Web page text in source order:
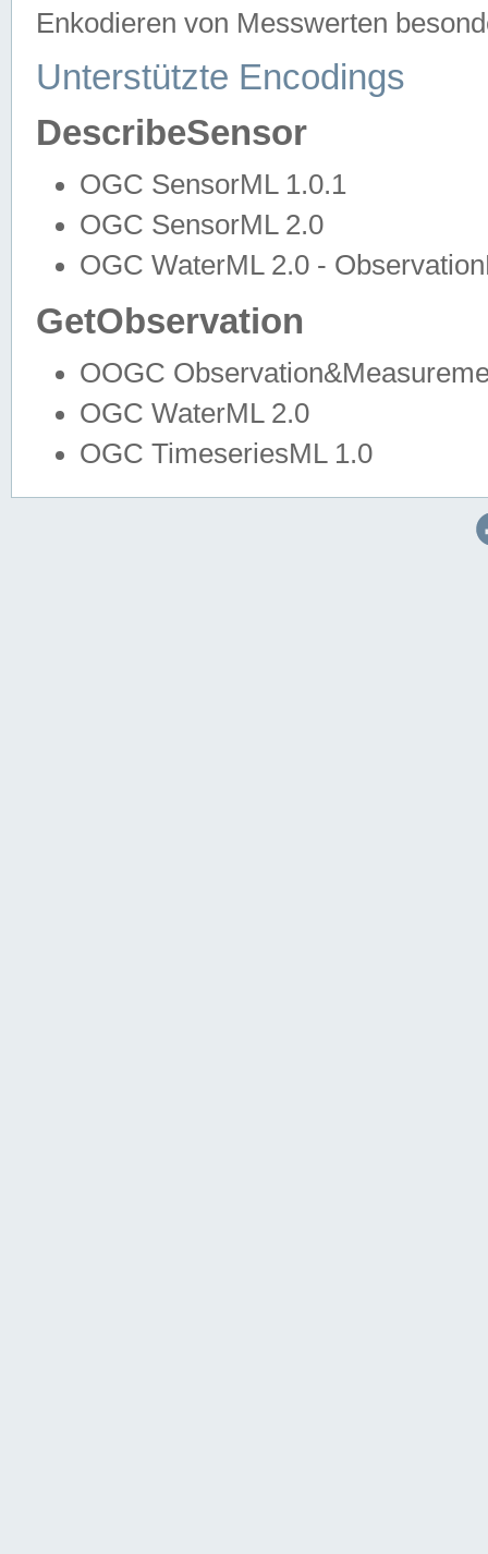
Enkodieren von Messwerten
Unterstützte Encodings
DescribeSensor
OGC SensorML 1.0.1
OGC SensorML 2.0
OGC WaterML 2.0 -
GetObservation
OOGC
OGC WaterML 2.0
OGC TimeseriesML 1.0